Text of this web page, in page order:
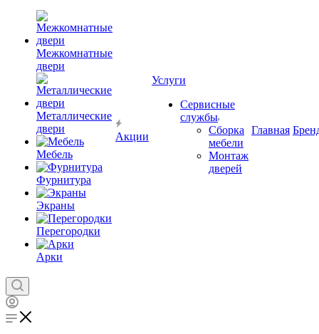
Межкомнатные
двери
Металлические
двери
Мебель
Фурнитура
Экраны
Перегородки
Арки
Акции
Услуги
Сервисные
службы
Сборка
мебели
Монтаж
дверей
Главная